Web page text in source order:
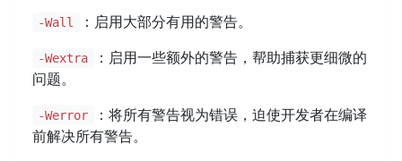
-Wall ：启用大部分有用的警告。
-Wextra
：启用一些额外的警告，帮助捕获更细微的
问题。
-Werror
：将所有警告视为错误，迫使开发者在编译
前解决所有警告。